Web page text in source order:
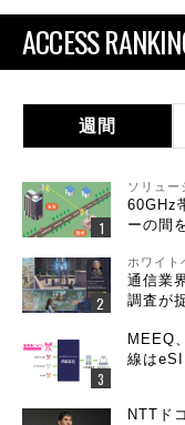
ACCESS
週間
ソリュー
60GHz
ーの間
ホワイト
通信業
調査が
MEEQ
線は
NTTド